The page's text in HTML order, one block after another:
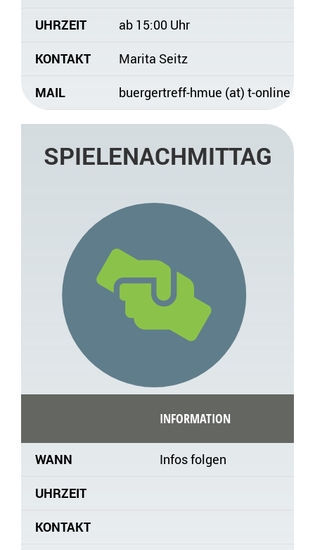
UHRZEIT
ab 15:00 Uhr
KONTAKT
Marita Seitz
MAIL
buergertreff-hmue (at) t-online.de
SPIELENACHMITTAG
INFORMATION
WANN
Infos folgen
UHRZEIT
KONTAKT